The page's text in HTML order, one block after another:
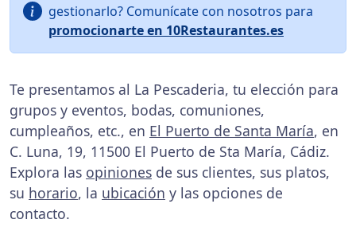
gestionarlo? Comunícate con nosotros para
promocionarte en 10Restaurantes.es
Te presentamos al La Pescaderia, tu elección para
grupos y eventos, bodas, comuniones,
cumpleaños, etc., en El Puerto de Santa María, en
C. Luna, 19, 11500 El Puerto de Sta María, Cádiz.
Explora las opiniones de sus clientes, sus platos,
su horario, la ubicación y las opciones de
contacto.